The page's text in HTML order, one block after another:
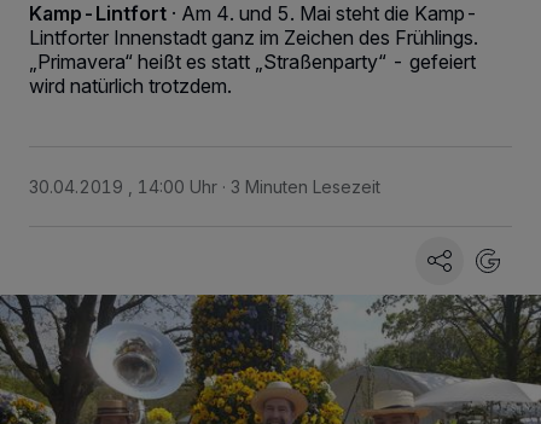
Kamp-Lintfort · Am 4. und 5. Mai steht die Kamp-
Lintforter Innenstadt ganz im Zeichen des Frühlings.
„Primavera“ heißt es statt „Straßenparty“ - gefeiert
wird natürlich trotzdem.
30.04.2019 , 14:00 Uhr 3 Minuten Lesezeit
personenbezogene Daten wie Browserdaten oder eindeutige
Kennungen auf Ihrem Gerät zu. Durch Auswahl von OK aktivieren Sie
Tracking-Technologien für die unter „Wir und unsere Partner
verarbeiten Daten, um Ihnen Dienste bereitzustellen“ aufgeführten
Zwecke. Wenn Tracker deaktiviert sind, sind manche Inhalte und
Anzeigen möglicherweise nicht mehr so relevant für Sie. Sie können
dieses Menü jederzeit wieder aufrufen, um Ihre Einstellungen zu